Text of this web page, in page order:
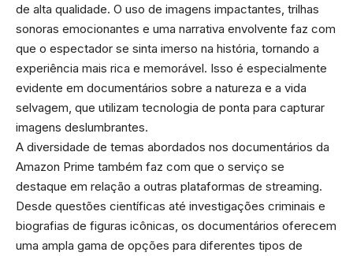
de alta qualidade. O uso de imagens impactantes, trilhas
sonoras emocionantes e uma narrativa envolvente faz com
que o espectador se sinta imerso na história, tornando a
experiência mais rica e memorável. Isso é especialmente
evidente em documentários sobre a natureza e a vida
selvagem, que utilizam tecnologia de ponta para capturar
imagens deslumbrantes.
A diversidade de temas abordados nos documentários da
Amazon Prime também faz com que o serviço se
destaque em relação a outras plataformas de streaming.
Desde questões científicas até investigações criminais e
biografias de figuras icônicas, os documentários oferecem
uma ampla gama de opções para diferentes tipos de